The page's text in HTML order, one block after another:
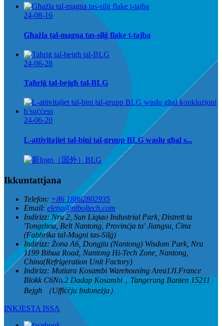
24-08-16
Għażla tal-magna tas-silġ flake t-tajba
24-06-28
Taħriġ tal-bejgħ tal-BLG
24-06-20
L-attivitajiet tal-bini tal-grupp BLG waslu għal s...
Ikkuntattjana
Telefon: +86 18862802935
Email: elena@ntboltech.com
Indirizz: Nru 2, Sun Liqiao Industrial Park, Distrett ta
'Tongzhou, Belt Nantong, Provinċja ta' Jiangsu, Ċina
(Fabbrika tal-Magni tas-Silġ)
Indirizz: Żona A6, Dongjiu (Nantong) Wisdom Park, Nru
1199 Bihua Road, Nantong Hi-Tech Zone, Nantong,
China(Refrigeration Unit Factory)
Indirizz: Mutiara Kosambi Warehousing Area1JI.France
Blokk C6No.2 Dadap Kosambi，Tangerang Banten 15211
Bejgħ （Uffiċċju Indoneżja）
INKJESTA ISSA